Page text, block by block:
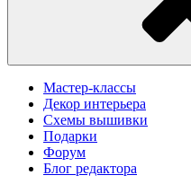
Мастер-классы
Декор интерьера
Схемы вышивки
Подарки
Форум
Блог редактора